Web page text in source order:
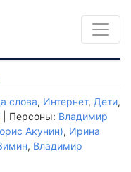
слова, Интернет, Дети,
| Персоны: Владимир
Акунин), Ирина
, Владимир